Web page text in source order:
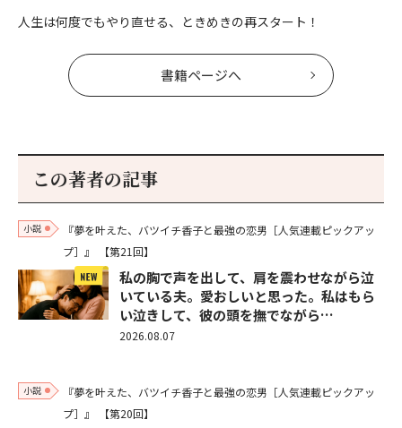
人生は何度でもやり直せる、ときめきの再スタート！
書籍ページへ
この著者の記事
小説
『夢を叶えた、バツイチ香子と最強の恋男［人気連載ピックアッ
プ］』
【第21回】
私の胸で声を出して、肩を震わせながら泣
いている夫。愛おしいと思った。私はもら
い泣きして、彼の頭を撫でながら…
2026.08.07
小説
『夢を叶えた、バツイチ香子と最強の恋男［人気連載ピックアッ
プ］』
【第20回】